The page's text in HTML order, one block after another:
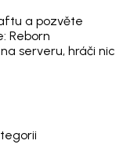
a pozvěte
Reborn
serveru, hráči nic